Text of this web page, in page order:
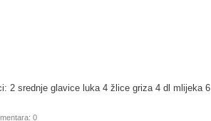
2 srednje glavice luka 4 žlice griza 4 dl mlijeka 6
0